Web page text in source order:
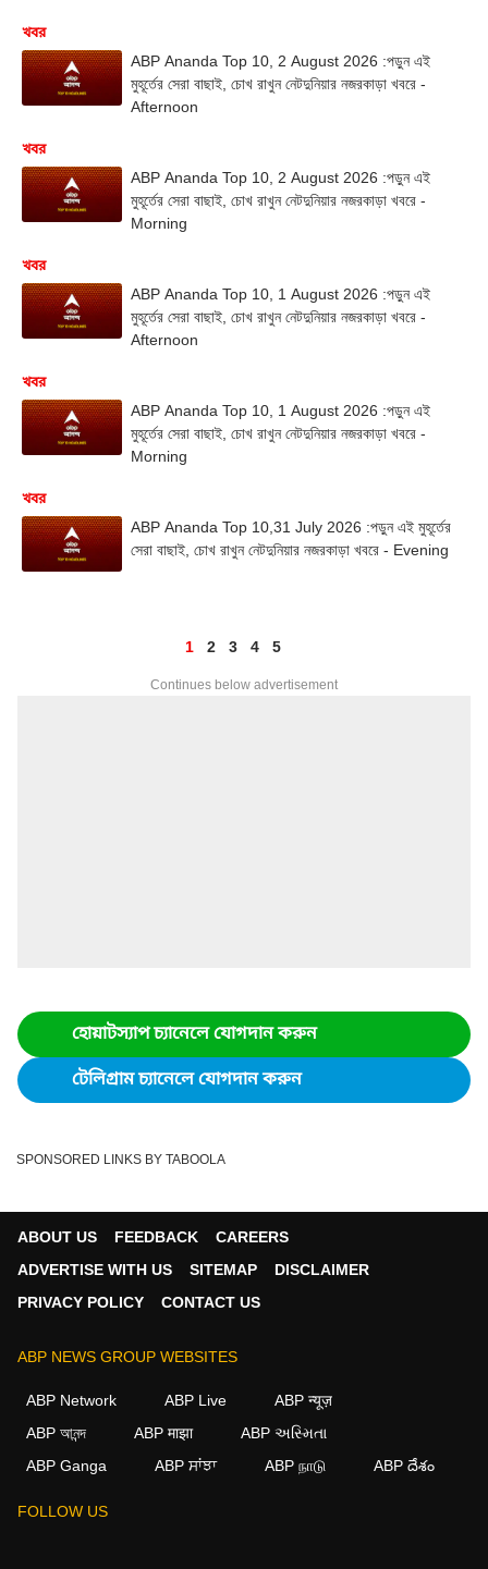
খবর
ABP Ananda Top 10, 2 August 2026 :পড়ুন এই
মুহূর্তের সেরা বাছাই, চোখ রাখুন নেটদুনিয়ার নজরকাড়া খবরে -
Afternoon
খবর
ABP Ananda Top 10, 2 August 2026 :পড়ুন এই
মুহূর্তের সেরা বাছাই, চোখ রাখুন নেটদুনিয়ার নজরকাড়া খবরে -
Morning
খবর
ABP Ananda Top 10, 1 August 2026 :পড়ুন এই
মুহূর্তের সেরা বাছাই, চোখ রাখুন নেটদুনিয়ার নজরকাড়া খবরে -
Afternoon
খবর
ABP Ananda Top 10, 1 August 2026 :পড়ুন এই
মুহূর্তের সেরা বাছাই, চোখ রাখুন নেটদুনিয়ার নজরকাড়া খবরে -
Morning
খবর
ABP Ananda Top 10,31 July 2026 :পড়ুন এই মুহূর্তের
সেরা বাছাই, চোখ রাখুন নেটদুনিয়ার নজরকাড়া খবরে - Evening
1 2 3 4 5
Continues below advertisement
হোয়াটস্যাপ চ্যানেলে যোগদান করুন
টেলিগ্রাম চ্যানেলে যোগদান করুন
SPONSORED LINKS BY TABOOLA
ABOUT US FEEDBACK
CAREERS
ADVERTISE WITH US
SITEMAP
DISCLAIMER
PRIVACY POLICY
CONTACT US
ABP NEWS GROUP WEBSITES
ABP Network ABP Live
ABP न्यूज़
ABP আনন্দ
ABP माझा
ABP અસ્મિતા
ABP Ganga
ABP ਸਾਂਝਾ ABP நாடு ABP దేశం
FOLLOW US
We use cookies to improve your experience, analyze